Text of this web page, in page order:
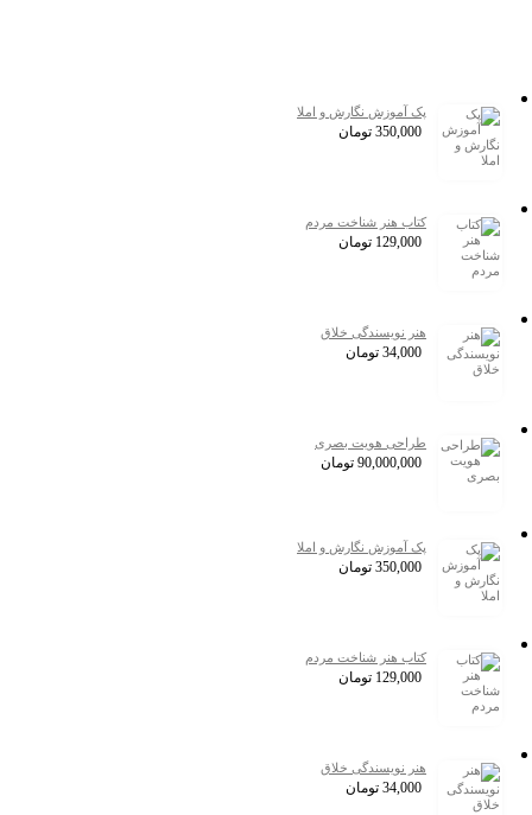
پک آموزش نگارش و املا
350,000 تومان
کتاب هنر شناخت مردم
129,000 تومان
هنر نویسندگی خلاق
34,000 تومان
طراحی هویت بصری
90,000,000 تومان
پک آموزش نگارش و املا
350,000 تومان
کتاب هنر شناخت مردم
129,000 تومان
هنر نویسندگی خلاق
34,000 تومان